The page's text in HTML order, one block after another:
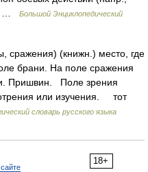
…
Большой Энциклопедический
(книжн.) место, где
брани. На поле сражения
Пришвин. Поле зрения
или изучения. тот
словарь русского языка
18+